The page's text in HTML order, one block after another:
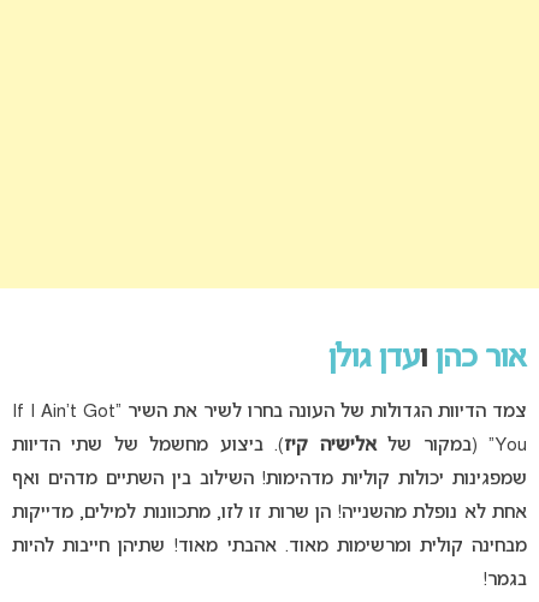
אור כהןועדן גולן
צמד הדיוות הגדולות של העונה בחרו לשיר את השיר “If I Ain’t Got
You” (במקור של
אלישיה קיז). ביצוע מחשמל של שתי הדיוות
שמפגינות יכולות קוליות מדהימות! השילוב בין השתיים מדהים ואף
אחת לא נופלת מהשנייה! הן שרות זו לזו, מתכוונות למילים, מדייקות
מבחינה קולית ומרשימות מאוד. אהבתי מאוד! שתיהן חייבות להיות
בגמר!